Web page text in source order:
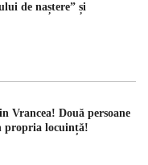
de naștere” și
Vrancea! Două persoane
propria locuință!